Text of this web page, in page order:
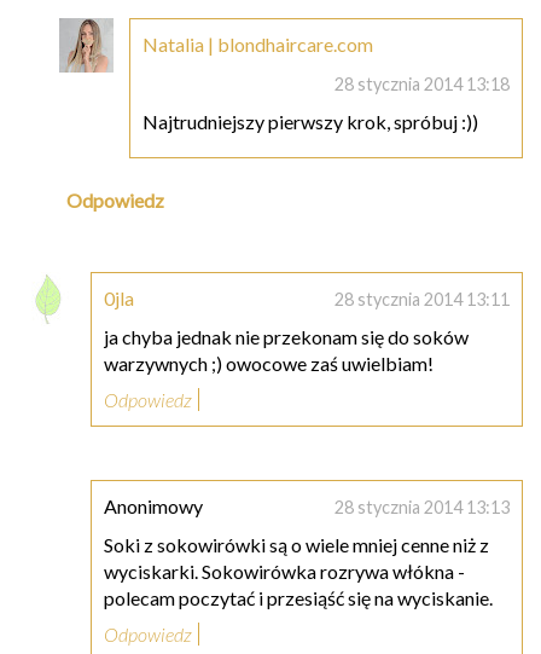
Natalia | blondhaircare.com
28 stycznia 2014 13:18
Najtrudniejszy pierwszy krok, spróbuj :))
Odpowiedz
0jla 28 stycznia 2014 13:11
ja chyba jednak nie przekonam się do soków
warzywnych ;) owocowe zaś uwielbiam!
Odpowiedz
Anonimowy 28 stycznia 2014 13:13
Soki z sokowirówki są o wiele mniej cenne niż z
wyciskarki. Sokowirówka rozrywa włókna -
polecam poczytać i przesiąść się na wyciskanie.
Odpowiedz